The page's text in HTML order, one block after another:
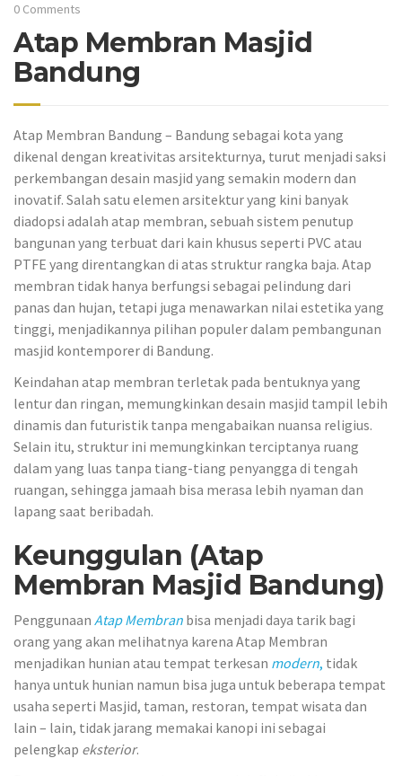
0 Comments
Atap Membran Masjid
Bandung
Atap Membran Bandung – Bandung sebagai kota yang
dikenal dengan kreativitas arsitekturnya, turut menjadi saksi
perkembangan desain masjid yang semakin modern dan
inovatif. Salah satu elemen arsitektur yang kini banyak
diadopsi adalah atap membran, sebuah sistem penutup
bangunan yang terbuat dari kain khusus seperti PVC atau
PTFE yang direntangkan di atas struktur rangka baja. Atap
membran tidak hanya berfungsi sebagai pelindung dari
panas dan hujan, tetapi juga menawarkan nilai estetika yang
tinggi, menjadikannya pilihan populer dalam pembangunan
masjid kontemporer di Bandung.
Keindahan atap membran terletak pada bentuknya yang
lentur dan ringan, memungkinkan desain masjid tampil lebih
dinamis dan futuristik tanpa mengabaikan nuansa religius.
Selain itu, struktur ini memungkinkan terciptanya ruang
dalam yang luas tanpa tiang-tiang penyangga di tengah
ruangan, sehingga jamaah bisa merasa lebih nyaman dan
lapang saat beribadah.
Keunggulan (Atap
Membran Masjid Bandung)
Penggunaan Atap Membran bisa menjadi daya tarik bagi
orang yang akan melihatnya karena Atap Membran
menjadikan hunian atau tempat terkesan modern, tidak
hanya untuk hunian namun bisa juga untuk beberapa tempat
usaha seperti Masjid, taman, restoran, tempat wisata dan
lain – lain, tidak jarang memakai kanopi ini sebagai
pelengkap eksterior.